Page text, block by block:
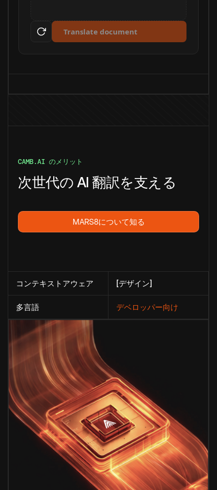
Translate document
CAMB.AI のメリット
次世代の AI 翻訳を支える
MARS8について知る
コンテキストアウェア [デザイン]
多言語 デベロッパー向け